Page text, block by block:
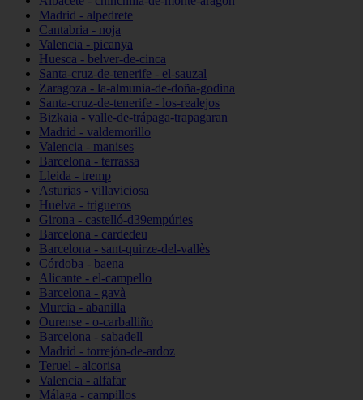
Madrid - alpedrete
Cantabria - noja
Valencia - picanya
Huesca - belver-de-cinca
Santa-cruz-de-tenerife - el-sauzal
Zaragoza - la-almunia-de-doña-godina
Santa-cruz-de-tenerife - los-realejos
Bizkaia - valle-de-trápaga-trapagaran
Madrid - valdemorillo
Valencia - manises
Barcelona - terrassa
Lleida - tremp
Asturias - villaviciosa
Huelva - trigueros
Girona - castelló-d39empúries
Barcelona - cardedeu
Barcelona - sant-quirze-del-vallès
Córdoba - baena
Alicante - el-campello
Barcelona - gavà
Murcia - abanilla
Ourense - o-carballiño
Barcelona - sabadell
Madrid - torrejón-de-ardoz
Teruel - alcorisa
Valencia - alfafar
Málaga - campillos